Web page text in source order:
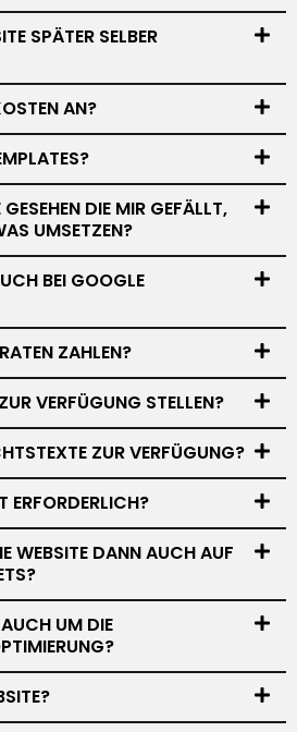
SPÄTER SELBER
AN?
DIE MIR GEFÄLLT,
UMSETZEN?
BEI GOOGLE
ZAHLEN?
VERFÜGUNG STELLEN?
ZUR VERFÜGUNG?
ERFORDERLICH?
WEBSITE DANN AUCH AUF
UM DIE